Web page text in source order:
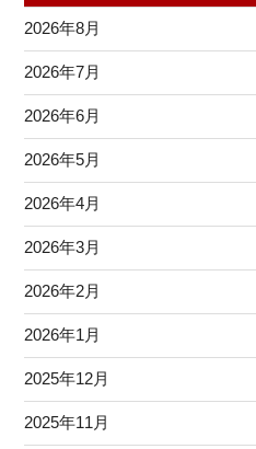
2026年8月
2026年7月
2026年6月
2026年5月
2026年4月
2026年3月
2026年2月
2026年1月
2025年12月
2025年11月